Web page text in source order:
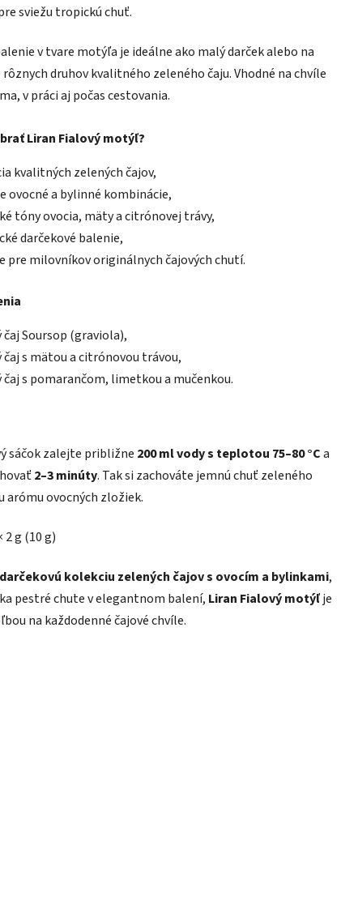
sviežu tropickú chuť.
v tvare motýľa je ideálne ako malý darček alebo na
druhov kvalitného zeleného čaju. Vhodné na chvíle
v práci aj počas cestovania.
Liran Fialový motýľ?
kvalitných zelených čajov,
ovocné a bylinné kombinácie,
tóny ovocia, mäty a citrónovej trávy,
darčekové balenie,
pre milovníkov originálnych čajových chutí.
čaj Soursop (graviola),
čaj s mätou a citrónovou trávou,
čaj s pomarančom, limetkou a mučenkou.
sáčok zalejte približne 200 ml vody s teplotou 75–80 °Ca
2–3 minúty. Tak si zachováte jemnú chuť zeleného
arómu ovocných zložiek.
2 g (10 g)
darčekovú kolekciu zelených čajov s ovocím a bylinkami,
pestré chute v elegantnom balení, Liran Fialový motýľje
na každodenné čajové chvíle.